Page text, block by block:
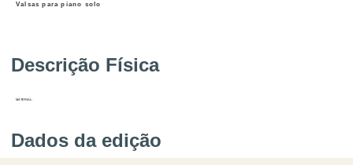
Valsas para piano solo
Descrição Física
MATERIAL:
Dados da edição